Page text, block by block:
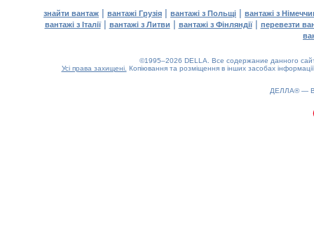
знайти вантаж | вантажі Грузія | вантажі з Польщі | вантажі з
вантажі з Італії| вантажі з Литви | вантажі з Фінляндії| перевезти
©1995–2026 DELLA. Все содержание данного
Усі права захищені. Копіювання та розміщення в інших засобах
ДЕЛЛА® —